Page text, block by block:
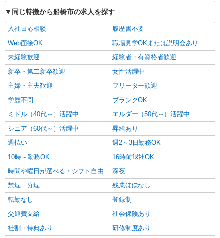
同じ特徴から船橋市の求人を探す
入社日応相談
履歴書不要
Web面接OK
職場見学OKまたは説明会あり
未経験歓迎
経験者・有資格者歓迎
新卒・第二新卒歓迎
女性活躍中
主婦・主夫歓迎
フリーター歓迎
学歴不問
ブランクOK
ミドル（40代～）活躍中
エルダー（50代～）活躍中
シニア（60代～）活躍中
昇給あり
週払い
週2～3日勤務OK
10時～勤務OK
16時前退社OK
時間や曜日が選べる・シフト自由
深夜
禁煙・分煙
残業ほぼなし
転勤なし
登録制
交通費支給
社会保険あり
社割・特典あり
研修制度あり